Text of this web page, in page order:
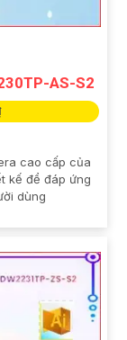
AS-S2
cao cấp của
kế để đáp ứng
dùng